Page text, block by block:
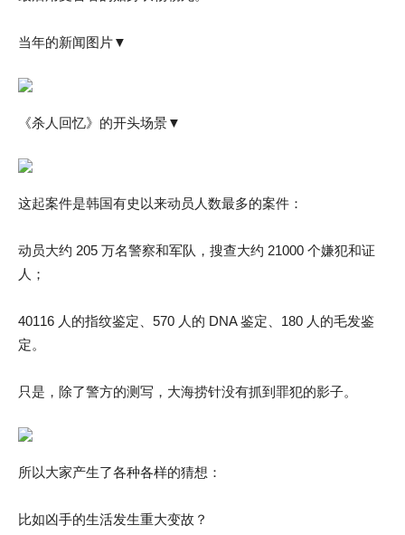
当年的新闻图片▼
《杀人回忆》的开头场景▼
这起案件是韩国有史以来动员人数最多的案件：
动员大约 205 万名警察和军队，搜查大约 21000 个嫌犯和证
人；
40116 人的指纹鉴定、570 人的 DNA 鉴定、180 人的毛发鉴
定。
只是，除了警方的测写，大海捞针没有抓到罪犯的影子。
所以大家产生了各种各样的猜想：
比如凶手的生活发生重大变故？